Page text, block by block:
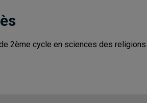
2ème cycle en sciences des